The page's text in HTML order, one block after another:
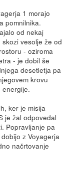
1 morajo
pomnilnika.
od nekaj
vesolje že od
- oziroma
- je dobil še
desetletja pa
krovu
energije.
ker je misija
je žal odpovedal
Popravljanje pa
z Voyagerja
načrtovanje